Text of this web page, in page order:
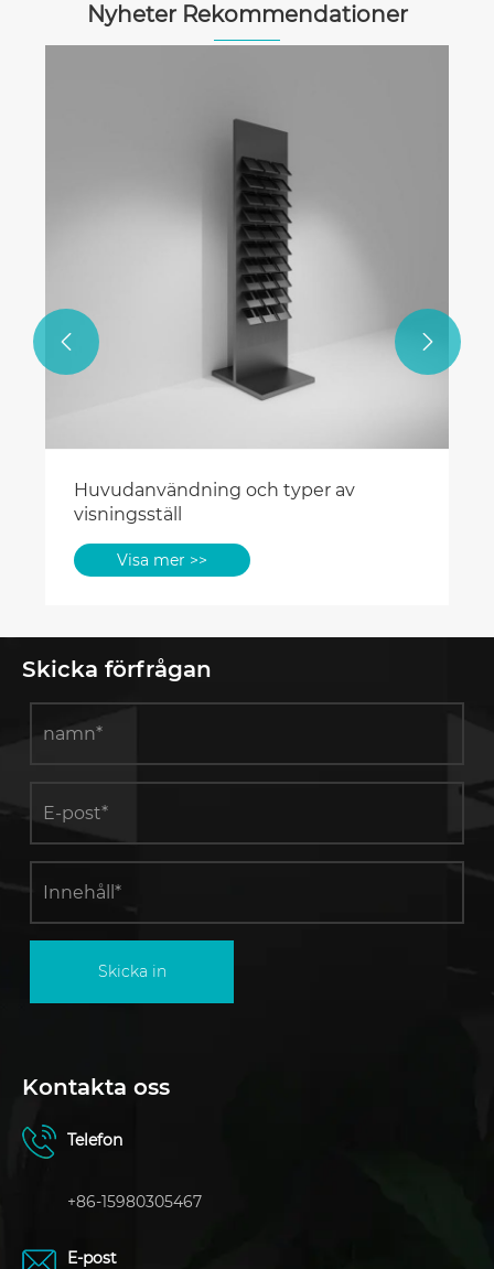
Nyheter Rekommendationer
Huvudanvändning och typer av
visningsställ
Visa mer >>
 
Skicka förfrågan
Skicka in
Kontakta oss
Telefon
+86-15980305467
E-post